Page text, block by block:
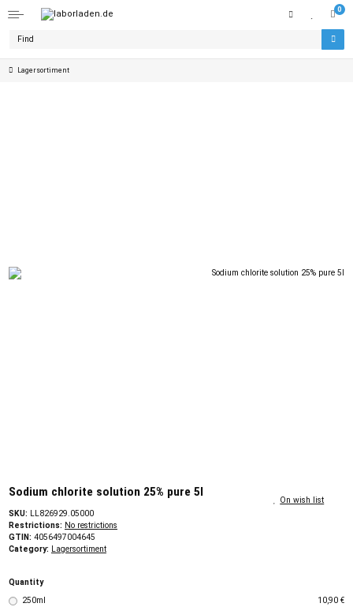
0
Lagersortiment
Sodium chlorite solution 25% pure 5l
SKU: LL826929.05000
Restrictions: No restrictions
GTIN: 4056497004645
Category: Lagersortiment
Quantity
250ml
10,90 €
On wish list